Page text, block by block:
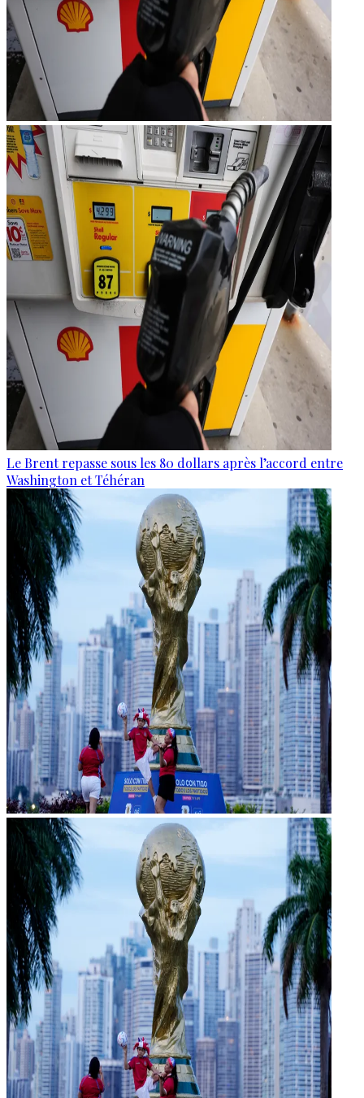
Le Brent repasse sous les 80 dollars après l’accord entre
Washington et Téhéran